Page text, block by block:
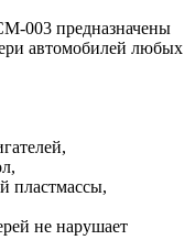
003 предназначены
автомобилей любых
пластмассы,
не нарушает